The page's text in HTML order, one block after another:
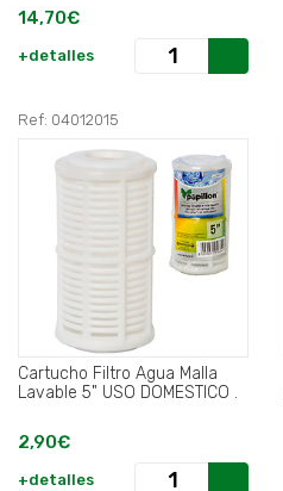
14,70€
+detalles
Ref: 04012015
Cartucho Filtro Agua Malla
Lavable 5" USO DOMESTICO .
2,90€
+detalles